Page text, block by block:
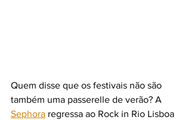
Quem disse que os festivais não são
também uma passerelle de verão? A
Sephora regressa ao Rock in Rio Lisboa